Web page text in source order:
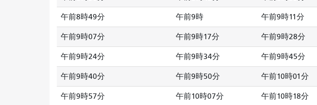
午前8時49分 午前9時 午前9時11分
午前9時07分 午前9時17分 午前9時28分
午前9時24分 午前9時34分 午前9時45分
午前9時40分 午前9時50分 午前10時01分
午前9時57分 午前10時07分 午前10時18分